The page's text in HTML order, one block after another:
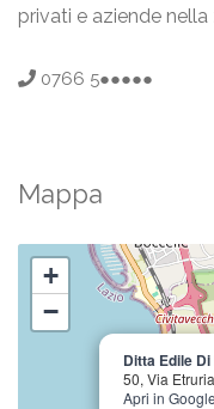
privati e aziende nella
0766 5●●●●●
Mappa
Ditta Edile
50, Via
Apri in
+
−